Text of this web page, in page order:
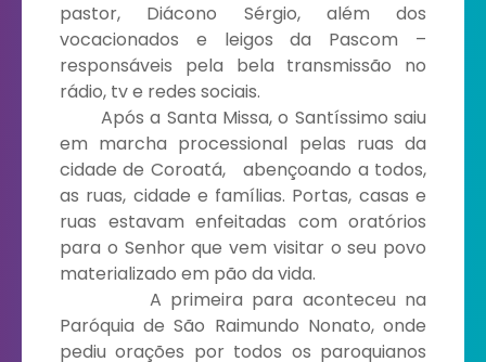
pastor, Diácono Sérgio, além dos
vocacionados e leigos da Pascom –
responsáveis pela bela transmissão no
rádio, tv e redes sociais.
Após a Santa Missa, o Santíssimo saiu
em marcha processional pelas ruas da
cidade de Coroatá, abençoando a todos,
as ruas, cidade e famílias. Portas, casas e
ruas estavam enfeitadas com oratórios
para o Senhor que vem visitar o seu povo
materializado em pão da vida.
A primeira para aconteceu na
Paróquia de São Raimundo Nonato, onde
pediu orações por todos os paroquianos